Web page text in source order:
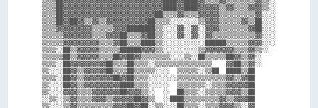
▒▒▒▒██▓▓▓▓▓▓▓▓▓▓▓▓▓▓▓▓▓▓▓▓▓▓▓▓▓▓▓▓████▓▓████▓▓▓▓▓▓▒▒▓▓▒▒▒▒▓▓▓▓▒▒░░
▒▒▒▒██▓▓▓▓▓▓▓▓▓▓▓▓▓▓▓▓▓▓▓▓▓▓▓▓▓▓██▒▒▒▒▓▓▒▒▒▒▓▓▓▓▓▓▒▒▒▒▒▒▒▒▒▒▓▓░░░░
▒▒▒▒██▓▓██▓▓▒▒▓▓▒▒▓▓▓▓▓▓▓▓▓▓▓▓██▒▒▒▒░░░░░░░░▒▒▓▓▓▓▒▒▒▒▒▒▓▓▒▒██░░░░
▒▒▒▒▓▓▓▓▓▓▓▓▓▓▒▒▒▒▒▒▓▓▓▓████████▒▒░░░░▓▓░░▓▓░░▓▓▓▓▒▒▒▒▒▒▒▒▓▓██░░░░
▒▒▒▒▒▒▓▓▓▓▓▓▓▓▒▒▒▒▓▓▓▓██▒▒▒▒▓▓██▒▒░░░░▓▓░░▓▓░░▓▓▒▒▒▒▒▒▒▒▒▒▒▒▓▓░░░░
▒▒▒▒▒▒▓▓▓▓▓▓▓▓▓▓▒▒▒▒▓▓██▒▒▒▒████▒▒░░░░░░░░░░░░██████▒▒▒▒▒▒▓▓▓▓░░░░
▒▒▒▒░░██▒▒▓▓▓▓▓▓▒▒▒▒▒▒██████▓▓▓▓▒▒░░░░░░░░░░▒▒▓▓▓▓▓▓▓▓▒▒▒▒▓▓▒▒░░
▒▒▒▒▒▒██▒▒▓▓▓▓▓▓▒▒▒▒██▓▓██▓▓▒▒▒▒▒▒▒▒░░░░▒▒░░██▒▒▒▒▒▒██▓▓▒▒▓▓░░
▒▒▒▒░░██▓▓▓▓▓▓▓▓▓▓██▒▒▒▒██▒▒▒▒░░▒▒▒▒▒▒▒▒▒▒▒▒▒▒▒▒    ▓▓██▒▒▓▓░░
▒▒░░░░██▓▓▒▒▓▓▓▓▓▓██▒▒▒▒██▒▒▒▒▒▒░░░░  ▒▒▒▒▒▒░░▒▒██  ████▒▒██
▒▒▒▒░░██▓▓▒▒▓▓▓▓▓▓▓▓██▓▓██▒▒▒▒░░░░░░░░▒▒▒▒▒▒▒▒▒▒▒▒▒▒▓▓▒▒▓▓██
▒▒░░░░██▓▓▒▒▓▓▓▓▓▓▓▓▓▓████▒▒▒▒░░░░░░  ▒▒▒▒▒▒▒▒░░▒▒▒▒▓▓▓▓▓▓██
▒▒░░░░▓▓▓▓▒▒▒▒▓▓▓▓▓▓▓▓██▓▓▓▓▒▒░░  ░░  ██▒▒▒▒░░▒▒▒▒▒▒▓▓▓▓▒▒██
░░▒▒░░▒▒▓▓▒▒▒▒▓▓▓▓▒▒▓▓▓▓▓▓██▓▓▒▒  ░░████▒▒▒▒▒▒▒▒▒▒▓▓▒▒▓▓▓▓██
▒▒░░░░▒▒▓▓▒▒▒▒▒▒▒▒▒▒▓▓▓▓██▓▓██░░▒▒░░░░██▒▒▒▒░░▒▒▒▒▓▓▓▓▒▒░░▓▓